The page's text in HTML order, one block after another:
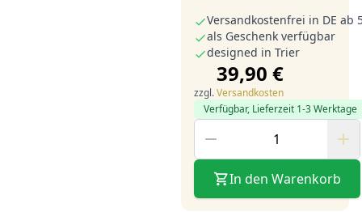
Versandkostenfrei in DE ab
als Geschenk verfügbar
designed in Trier
39,90 €
zzgl.Versandkosten
Verfügbar, Lieferzeit 1-3 Werktage
In den Warenkorb